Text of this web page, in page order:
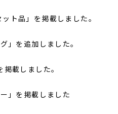
ト品」を掲載しました。
」を追加しました。
載しました。
」を掲載しました